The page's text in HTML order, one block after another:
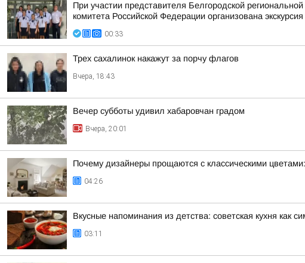
При участии представителя Белгородской
комитета Российской Федерации организована экскурсия
00:33
Трех сахалинок накажут за порчу флагов
Вчера, 18:43
Вечер субботы удивил хабаровчан градом
Вчера, 20:01
Почему дизайнеры прощаются с классическими
04:26
Вкусные напоминания из детства: советская кухня как
03:11